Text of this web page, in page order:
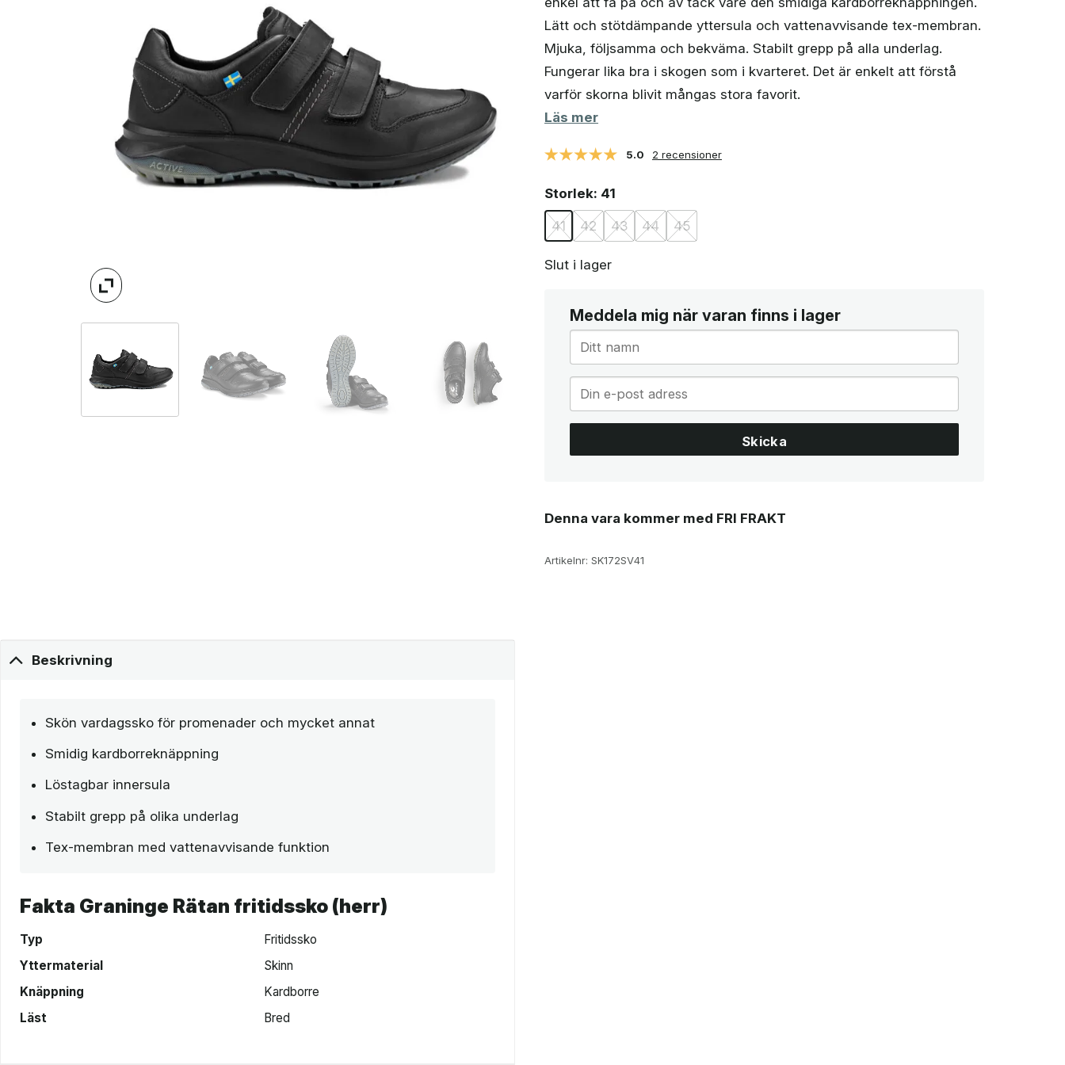
Lätt och stötdämpande yttersula och vattenavvisande tex-membran.
Mjuka, följsamma och bekväma. Stabilt grepp på alla underlag.
Fungerar lika bra i skogen som i kvarteret. Det är enkelt att förstå
varför skorna blivit mångas stora favorit.
Läs mer
5.0 2 recensioner
Storlek: 41
41 42 43 44 45
Slut i lager
Meddela mig när varan finns i lager
Skicka
Denna vara kommer med FRI FRAKT
Artikelnr: SK172SV41
Beskrivning
Skön vardagssko för promenader och mycket annat
Smidig kardborreknäppning
Löstagbar innersula
Stabilt grepp på olika underlag
Tex-membran med vattenavvisande funktion
Fakta Graninge Rätan fritidssko (herr)
Typ
Fritidssko
Yttermaterial
Skinn
Knäppning
Kardborre
Läst
Bred